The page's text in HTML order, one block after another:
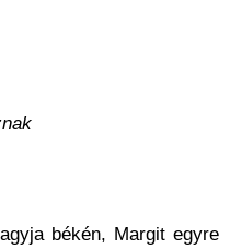
békén, Margit egyre